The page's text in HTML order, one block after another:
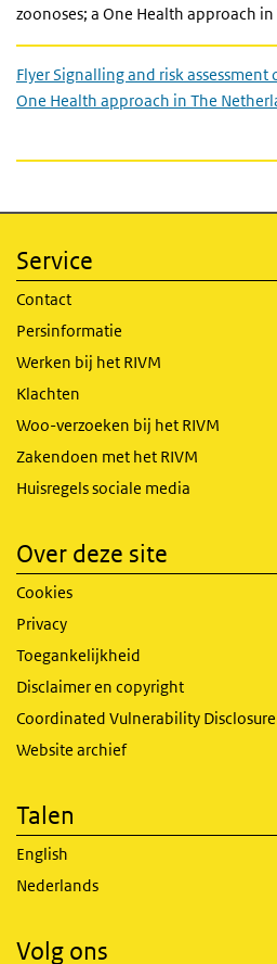
zoonoses; a One Health approach
Flyer Signalling and risk assessment
One Health approach in The
Service
Contact
Persinformatie
Werken bij het RIVM
Klachten
Woo-verzoeken bij het RIVM
Zakendoen met het RIVM
Huisregels sociale media
Over deze site
Cookies
Privacy
Toegankelijkheid
Disclaimer en copyright
Coordinated Vulnerability Disclosure
Website archief
Talen
English
Nederlands
Volg ons